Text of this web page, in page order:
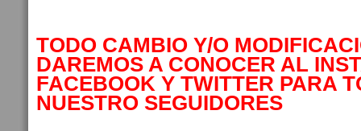
TODO CAMBIO Y/O
DAREMOS A CONOCER AL
FACEBOOK Y TWITTER PARA
NUESTRO SEGUIDORES